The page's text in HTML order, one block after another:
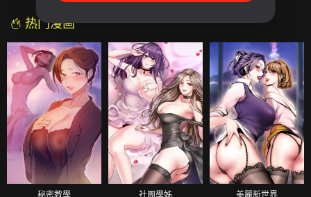
热门漫画
秘密教學 社團學姊 美麗新世界